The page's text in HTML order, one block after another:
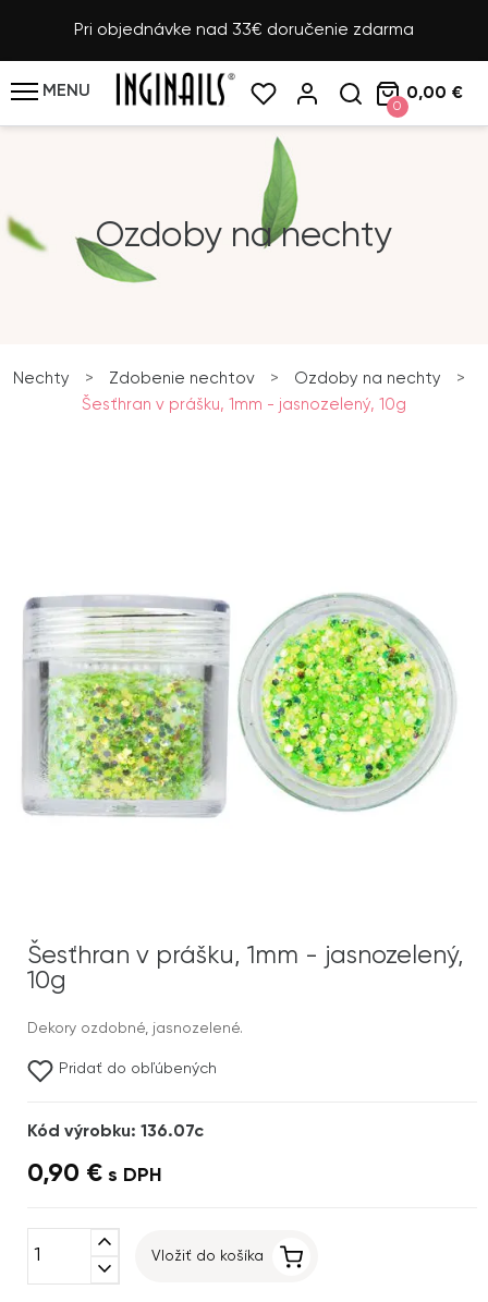
Pri objednávke nad 33€ doručenie zdarma
MENU
0
0,00 €
Ozdoby na nechty
Nechty > Zdobenie nechtov > Ozdoby na nechty
>
Šesťhran v prášku, 1mm - jasnozelený, 10g
Šesťhran v prášku, 1mm - jasnozelený,
10g
Dekory ozdobné, jasnozelené.
Pridať do obľúbených
Kód výrobku: 136.07c
0,90 € s DPH
expand_less
expand_more
Vložiť do košíka